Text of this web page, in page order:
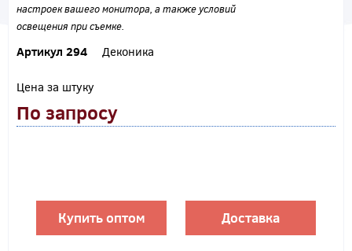
настроек вашего монитора, а также условий
освещения при съемке.
Артикул 294 Деконика
Цена за штуку
По запросу
Купить оптом Доставка